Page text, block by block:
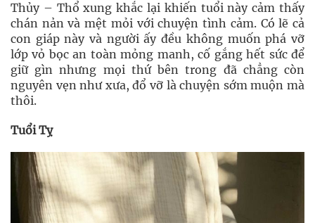
Thủy – Thổ xung khắc lại khiến tuổi này cảm thấy
chán nản và mệt mỏi với chuyện tình cảm. Có lẽ cả
con giáp này và người ấy đều không muốn phá vỡ
lớp vỏ bọc an toàn mỏng manh, cố gắng hết sức để
giữ gìn nhưng mọi thứ bên trong đã chẳng còn
nguyên vẹn như xưa, đổ vỡ là chuyện sớm muộn mà
thôi.
Tuổi Tỵ